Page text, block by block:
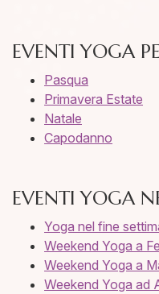
EVENTI YOGA
Pasqua
Primavera Estate
Natale
Capodanno
EVENTI YOGA
Yoga nel fine
Weekend Yoga a
Weekend Yoga a
Weekend Yoga ad